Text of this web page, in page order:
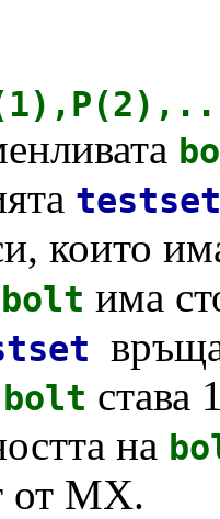
които
bolt има
bolt става
на
от МХ.